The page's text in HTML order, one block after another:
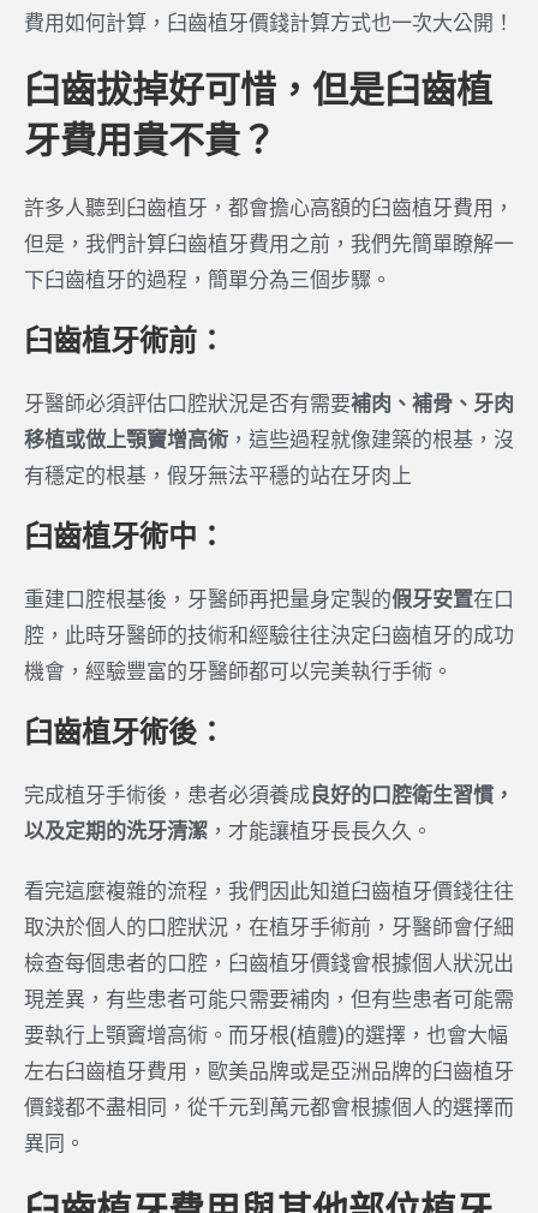
費用如何計算，臼齒植牙價錢計算方式也一次大公開！
臼齒拔掉好可惜，但是臼齒植
牙費用貴不貴？
許多人聽到臼齒植牙，都會擔心高額的臼齒植牙費用，
但是，我們計算臼齒植牙費用之前，我們先簡單瞭解一
下臼齒植牙的過程，簡單分為三個步驟。
臼齒植牙術前：
牙醫師必須評估口腔狀況是否有需要補肉、補骨、牙肉
移植或做上顎竇增高術 ，這些過程就像建築的根基，沒
有穩定的根基，假牙無法平穩的站在牙肉上
臼齒植牙術中：
重建口腔根基後，牙醫師再把量身定製的假牙安置在口
腔，此時牙醫師的技術和經驗往往決定臼齒植牙的成功
機會，經驗豐富的牙醫師都可以完美執行手術。
臼齒植牙術後：
完成植牙手術後，患者必須養成良好的口腔衛生習慣，
以及定期的洗牙清潔 ，才能讓植牙長長久久。
看完這麼複雜的流程，我們因此知道臼齒植牙價錢往往
取決於個人的口腔狀況，在植牙手術前，牙醫師會仔細
檢查每個患者的口腔，臼齒植牙價錢會根據個人狀況出
現差異，有些患者可能只需要補肉，但有些患者可能需
要執行上顎竇增高術。而牙根(植體)的選擇，也會大幅
左右臼齒植牙費用，歐美品牌或是亞洲品牌的臼齒植牙
價錢都不盡相同，從千元到萬元都會根據個人的選擇而
異同。